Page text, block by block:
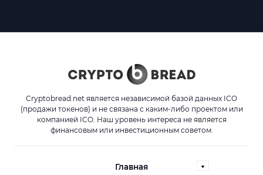
Cryptobread.net является независимой базой данных ICO
(продажи токенов) и не связана с каким-либо проектом или
компанией ICO. Наш уровень интереса не является
финансовым или инвестиционным советом.
Главная